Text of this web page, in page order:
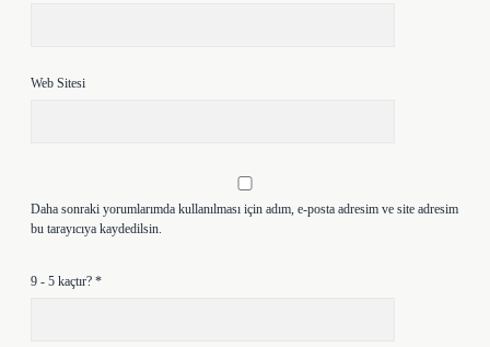
Web Sitesi
Daha sonraki yorumlarımda kullanılması için adım, e-posta adresim ve site adresim
bu tarayıcıya kaydedilsin.
9 - 5 kaçtır? *